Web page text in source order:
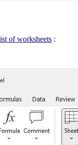
of worksheets :